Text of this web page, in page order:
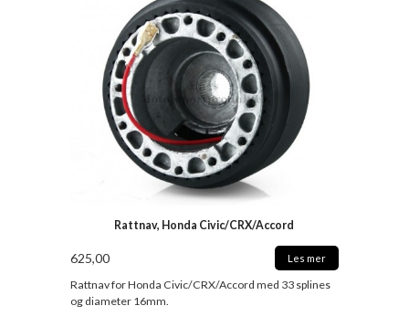
Rattnav, Honda Civic/CRX/Accord
625,00 Les mer
Rattnav for Honda Civic/CRX/Accord med 33 splines
og diameter 16mm.